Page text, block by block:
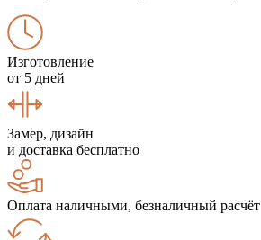
Изготовление
от 5 дней
Замер, дизайн
и доставка бесплатно
Оплата наличными, безналичный расчёт